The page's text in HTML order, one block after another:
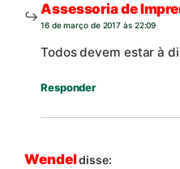
Assessoria de
16 de março de 2017 às 22:09
Todos devem estar à
Responder
Wendeldisse: